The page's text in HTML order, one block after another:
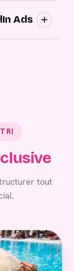
moment,
Ads
tout